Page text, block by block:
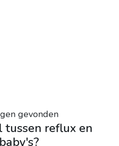
gevonden
tussen reflux en